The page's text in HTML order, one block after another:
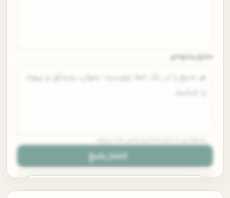
منابع پیشنهادی
انتشار پاسخ